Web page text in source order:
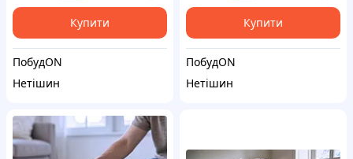
Купити
ПобудON
Нетішин
Купити
ПобудON
Нетішин